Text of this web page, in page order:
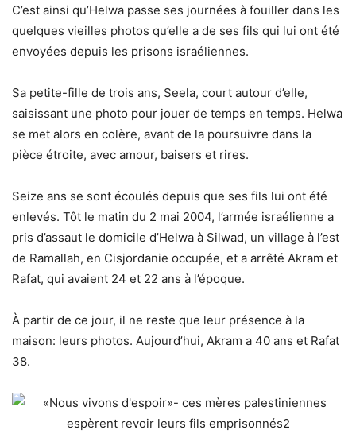
C’est ainsi qu’Helwa passe ses journées à fouiller dans les
quelques vieilles photos qu’elle a de ses fils qui lui ont été
envoyées depuis les prisons israéliennes.
Sa petite-fille de trois ans, Seela, court autour d’elle,
saisissant une photo pour jouer de temps en temps. Helwa
se met alors en colère, avant de la poursuivre dans la
pièce étroite, avec amour, baisers et rires.
Seize ans se sont écoulés depuis que ses fils lui ont été
enlevés. Tôt le matin du 2 mai 2004, l’armée israélienne a
pris d’assaut le domicile d’Helwa à Silwad, un village à l’est
de Ramallah, en Cisjordanie occupée, et a arrêté Akram et
Rafat, qui avaient 24 et 22 ans à l’époque.
À partir de ce jour, il ne reste que leur présence à la
maison: leurs photos. Aujourd’hui, Akram a 40 ans et Rafat
38.